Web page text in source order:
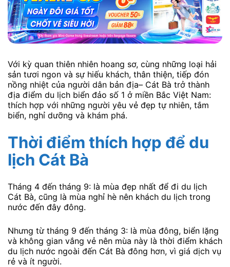
Với kỳ quan thiên nhiên hoang sơ, cùng những loại hải
sản tươi ngon và sự hiếu khách, thân thiện, tiếp đón
nồng nhiệt của người dân bản địa– Cát Bà trở thành
địa điểm du lịch biển đảo số 1 ở miền Bắc Việt Nam:
thích hợp với những người yêu vẻ đẹp tự nhiên, tắm
biển, nghỉ dưỡng và khám phá.
Thời điểm thích hợp để du
lịch Cát Bà
Tháng 4 đến tháng 9: là mùa đẹp nhất để đi du lịch
Cát Bà, cũng là mùa nghỉ hè nên khách du lịch trong
nước đến đây đông.
Nhưng từ tháng 9 đến tháng 3: là mùa đông, biển lặng
và không gian vắng vẻ nên mùa này là thời điểm khách
du lịch nước ngoài đến Cát Bà đông hơn, vì giá dịch vụ
rẻ và ít người.